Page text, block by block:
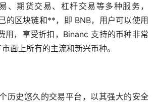
、期货交易、 杠杆交易等多种服务，
的区块链和**，即 BNB，用户可以使用
用，享受折扣，Binanc 支持的币种非常
面上所有的主流和新兴币种。
历史悠久的交易平台，以其强大的安全